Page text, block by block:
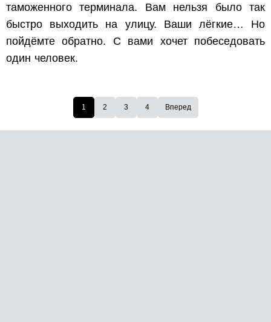
таможенного терминала. Вам нельзя было так
быстро выходить на улицу. Ваши лёгкие… Но
пойдёмте обратно. С вами хочет побеседовать
один человек.
1 2 3 4 Вперед